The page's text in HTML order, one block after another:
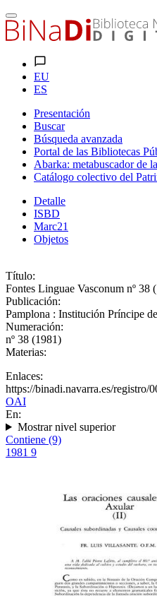
EU
ES
Presentación
Buscar
Búsqueda avanzada
Portal de las Bibliotecas
Abarka: metabuscador de
Catálogo colectivo del
Detalle
ISBD
Marc21
Objetos
Título:
Fontes Linguae Vasconum nº 38
Publicación:
Pamplona : Institución Príncipe
Numeración:
nº 38 (1981)
Materias:
Enlaces:
https://binadi.navarra.es/registro/
OAI
En:
Mostrar nivel superior
Contiene (9)
1981 9